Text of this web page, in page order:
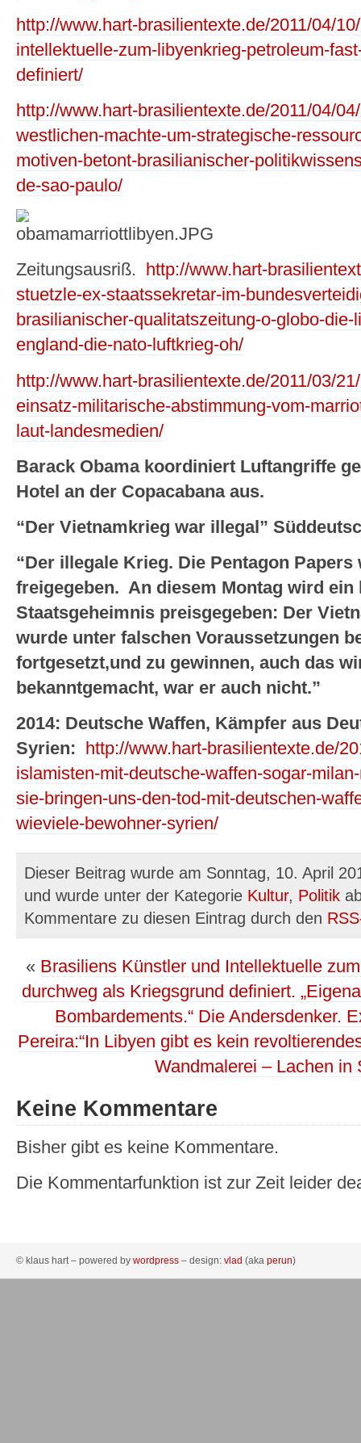
http://www.hart-brasilientexte.de/2011/04/
intellektuelle-zum-libyenkrieg-petroleum-
definiert/
http://www.hart-brasilientexte.de/2011/04/
westlichen-machte-um-strategische-
motiven-betont-brasilianischer-
de-sao-paulo/
Zeitungsausriß.
http://www.hart-
stuetzle-ex-staatssekretar-im-
brasilianischer-qualitatszeitung-o-globo-
england-die-nato-luftkrieg-oh/
http://www.hart-brasilientexte.de/2011/03/
einsatz-militarische-abstimmung-vom-
laut-landesmedien/
Barack Obama koordiniert Luftangriffe
Hotel an der Copacabana aus.
“Der Vietnamkrieg war illegal”
“Der illegale Krieg. Die Pentagon
freigegeben. An diesem Montag wird
Staatsgeheimnis preisgegeben: Der
wurde unter falschen Voraussetzungen
fortgesetzt,und zu gewinnen, auch das
bekanntgemacht, war er auch nicht.”
2014: Deutsche Waffen, Kämpfer aus
Syrien:
http://www.hart-brasilientexte.de/
islamisten-mit-deutsche-waffen-sogar-
sie-bringen-uns-den-tod-mit-deutschen-
wieviele-bewohner-syrien/
Dieser Beitrag wurde am Sonntag, 10. April
und wurde unter der Kategorie Kultur, Politik
Kommentare zu diesen Eintrag durch den
« Brasiliens Künstler und Intellektuelle
durchweg als Kriegsgrund definiert.
Bombardements.“ Die Andersdenker.
Pereira:“In Libyen gibt es kein
Wandmalerei – Lachen in
Keine Kommentare
Bisher gibt es keine Kommentare.
Die Kommentarfunktion ist zur Zeit leider
© klaus hart – powered by wordpress – design: vlad (aka perun)